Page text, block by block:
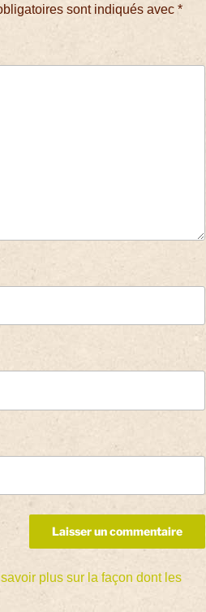
sont indiqués avec*
plus sur la façon dont les